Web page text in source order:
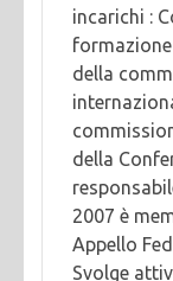
incarichi :
della
della
2007 è
Appello
Svolge